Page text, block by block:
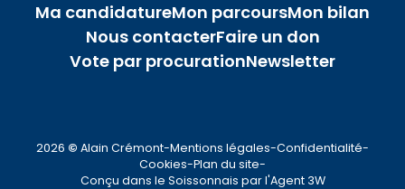
Ma candidatureMon parcoursMon bilan
Nous contacterFaire un don
Vote par procurationNewsletter
2026 © Alain Crémont-Mentions légales-Confidentialité-
Cookies-Plan du site-
Conçu dans le Soissonnais par l'Agent 3W